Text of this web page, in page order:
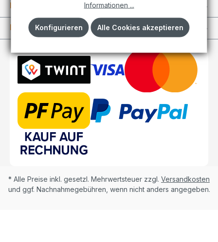
Informationen
Kundenkonto
* Alle Preise inkl. gesetzl. Mehrwertsteuer zzgl. Versandkosten
und ggf. Nachnahmegebühren, wenn nicht anders angegeben.
Informationen ...
Konfigurieren Alle Cookies akzeptieren